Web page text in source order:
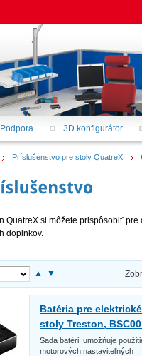
Príslušenstvo pre stoly QuatreX
QuatreX si môžete prispôsobiť
doplnkov.
▲ ▼
Batéria pre elektrické
stoly Treston,
Sada batérií umožňuje
motorových nastaviteľných
Podpora 3D konfigurátor